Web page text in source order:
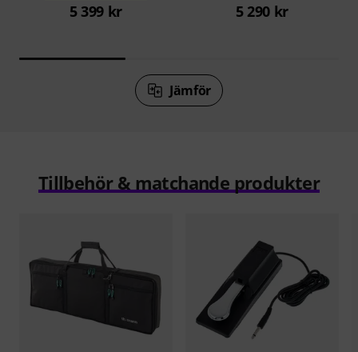
5 399 kr 5 290 kr
Jämför
Tillbehör & matchande produkter